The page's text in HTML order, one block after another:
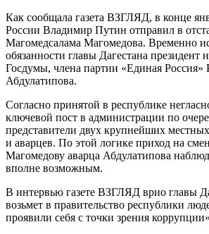
Как сообщала газета ВЗГЛЯД, в конце
России Владимир Путин отправил в
Магомедсалама Магомедова. Временно
обязанности главы Дагестана президент
Госдумы, члена партии «Единая Россия»
Абдулатипова.
Согласно принятой в республике
ключевой пост в администрации по
представители двух крупнейших
и аварцев. По этой логике приход на
Магомедову аварца Абдулатипова
вполне возможным.
В интервью газете ВЗГЛЯД врио главы
возьмет в правительство республики
проявили себя с точки зрения